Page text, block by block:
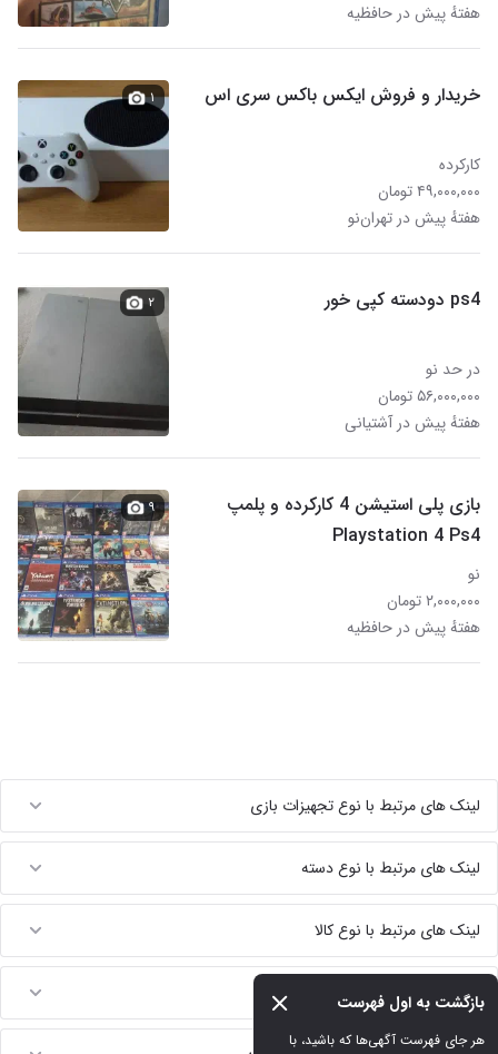
بازگشت به اول فهرست
هفتهٔ پیش در حافظیه
خریدار و فروش ایکس باکس سری اس
کارکرده
۴۹,۰۰۰,۰۰۰ تومان
هفتهٔ پیش در تهران‌نو
۱
ps4 دودسته کپی خور
در حد نو
۵۶,۰۰۰,۰۰۰ تومان
هفتهٔ پیش در آشتیانی
۲
بازی پلی استیشن 4 کارکرده و پلمپ
Playstation 4 Ps4
نو
۲,۰۰۰,۰۰۰ تومان
هفتهٔ پیش در حافظیه
۹
لینک های مرتبط با نوع تجهیزات بازی
لینک های مرتبط با نوع دسته
لینک های مرتبط با نوع کالا
لینک های مرتبط با مدل کنسول